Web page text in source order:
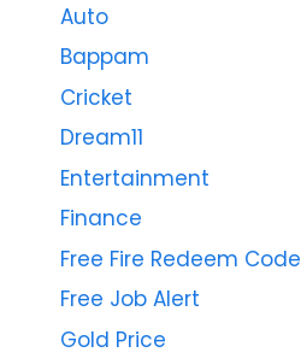
Auto
Bappam
Cricket
Dream11
Entertainment
Finance
Free Fire Redeem Code
Free Job Alert
Gold Price